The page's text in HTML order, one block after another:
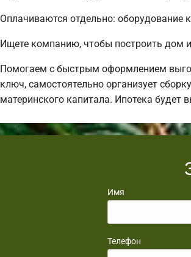
Оплачиваются отдельно: оборудование
Ищете компанию, чтобы построить дом
Помогаем с быстрым оформлением
ключ, самостоятельно организует
материнского капитала. Ипотека
Имя
Телефон